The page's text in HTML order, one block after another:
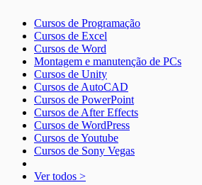
Cursos de Programação
Cursos de Excel
Cursos de Word
Montagem e manutenção de PCs
Cursos de Unity
Cursos de AutoCAD
Cursos de PowerPoint
Cursos de After Effects
Cursos de WordPress
Cursos de Youtube
Cursos de Sony Vegas
Ver todos >